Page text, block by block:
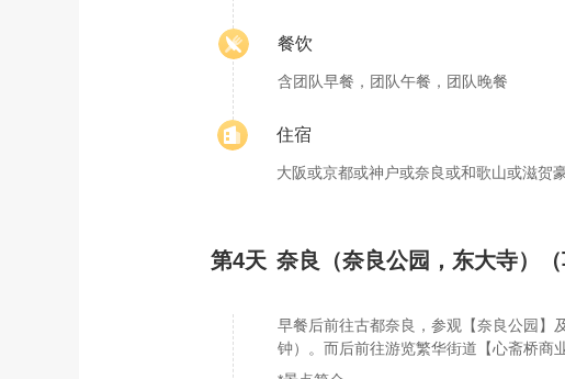
餐饮
含团队早餐，团队午餐，团队晚餐
住宿
大阪或京都或神户或奈良或和歌山或滋贺
第4天 奈良（奈良公园，东大寺）
早餐后前往古都奈良，参观【奈良公园】
钟）。而后前往游览繁华街道【心斋桥商